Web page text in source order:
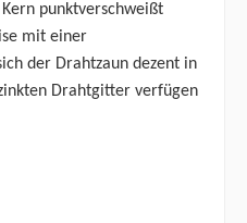
punktverschweißt
mit einer
der Drahtzaun dezent in
Drahtgitter verfügen